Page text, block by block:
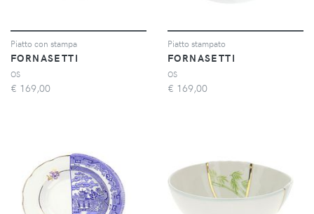
Piatto con stampa
FORNASETTI
OS
€ 169,00
Piatto stampato
FORNASETTI
OS
€ 169,00